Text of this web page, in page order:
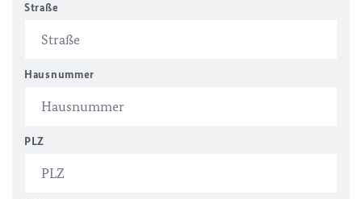
Straße
Hausnummer
PLZ